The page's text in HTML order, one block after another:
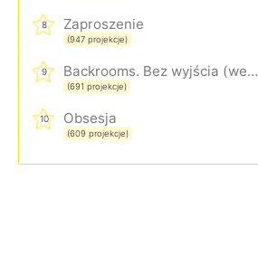
8 Zaproszenie
(947 projekcje)
9 Backrooms. Bez wyjścia (wersja rozszerzona)
(691 projekcje)
10 Obsesja
(609 projekcje)